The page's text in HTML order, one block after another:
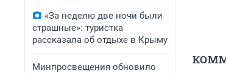
«За неделю две ночи были
страшные»: туристка
рассказала об отдыхе в Крыму
Минпросвещения обновило